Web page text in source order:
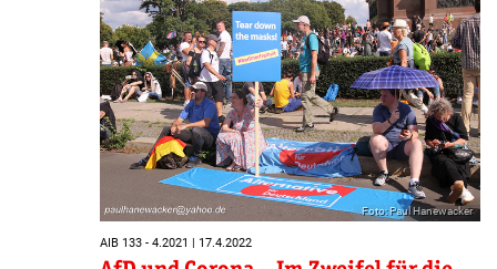
Foto: Paul Hanewacker
AIB 133 - 4.2021 | 17.4.2022